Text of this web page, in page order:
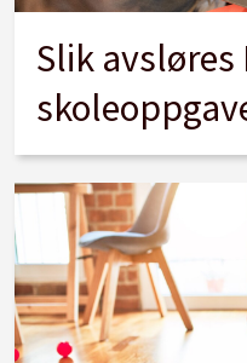
Slik avsløres